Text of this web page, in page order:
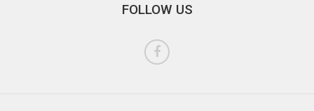
FOLLOW US